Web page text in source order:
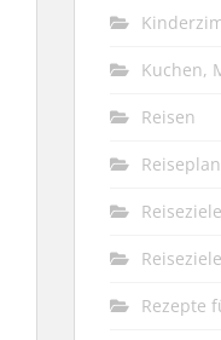
Kuchen,
Reisen
Rezepte